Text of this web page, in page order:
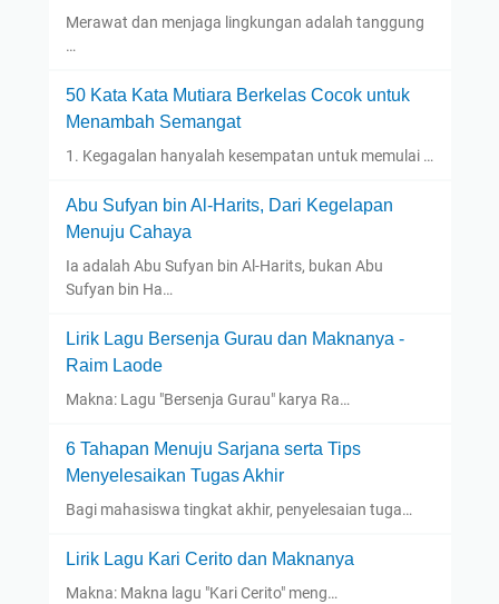
Merawat dan menjaga lingkungan adalah tanggung
…
50 Kata Kata Mutiara Berkelas Cocok untuk
Menambah Semangat
1. Kegagalan hanyalah kesempatan untuk memulai …
Abu Sufyan bin Al-Harits, Dari Kegelapan
Menuju Cahaya
Ia adalah Abu Sufyan bin Al-Harits, bukan Abu
Sufyan bin Ha…
Lirik Lagu Bersenja Gurau dan Maknanya -
Raim Laode
Makna: Lagu "Bersenja Gurau" karya Ra…
6 Tahapan Menuju Sarjana serta Tips
Menyelesaikan Tugas Akhir
Bagi mahasiswa tingkat akhir, penyelesaian tuga…
Lirik Lagu Kari Cerito dan Maknanya
Makna: Makna lagu "Kari Cerito" meng…